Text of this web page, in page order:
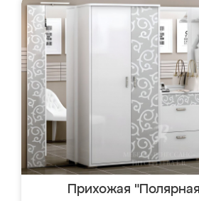
Прихожая